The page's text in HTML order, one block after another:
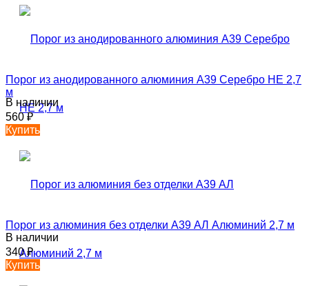
Порог из анодированного алюминия А39 Серебро НЕ 2,7
м
В наличии
560₽
Купить
Порог из алюминия без отделки А39 АЛ Алюминий 2,7 м
В наличии
340₽
Купить